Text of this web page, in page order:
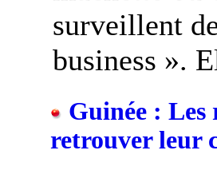
surveillent
business ».
Guinée : Les
retrouver leur